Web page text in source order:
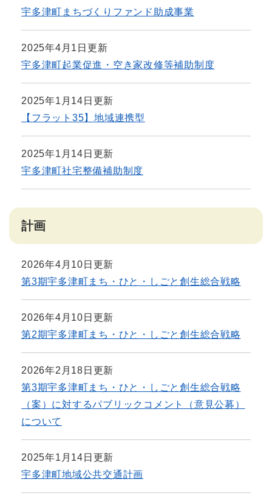
宇多津町まちづくりファンド助成事業
2025年4月1日更新
宇多津町起業促進・空き家改修等補助制度
2025年1月14日更新
【フラット35】地域連携型
2025年1月14日更新
宇多津町社宅整備補助制度
計画
2026年4月10日更新
第3期宇多津町まち・ひと・しごと創生総合戦略
2026年4月10日更新
第2期宇多津町まち・ひと・しごと創生総合戦略
2026年2月18日更新
第3期宇多津町まち・ひと・しごと創生総合戦略
（案）に対するパブリックコメント（意見公募）
について
2025年1月14日更新
宇多津町地域公共交通計画